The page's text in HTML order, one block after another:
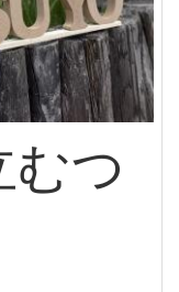
むつ